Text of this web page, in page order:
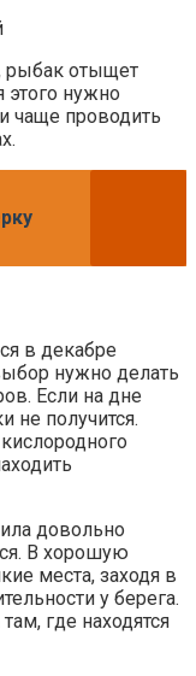
рыбак отыщет
этого нужно
чаще проводить
в декабре
нужно делать
Если на дне
не получится.
довольно
В хорошую
места, заходя в
у берега.
где находятся